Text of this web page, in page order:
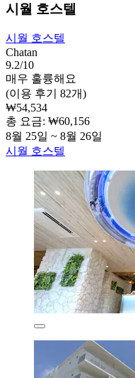
시월 호스텔
시월 호스텔
Chatan
9.2/10
매우 훌륭해요
(이용 후기 82개)
₩54,534
총 요금: ₩60,156
8월 25일 ~ 8월 26일
시월 호스텔